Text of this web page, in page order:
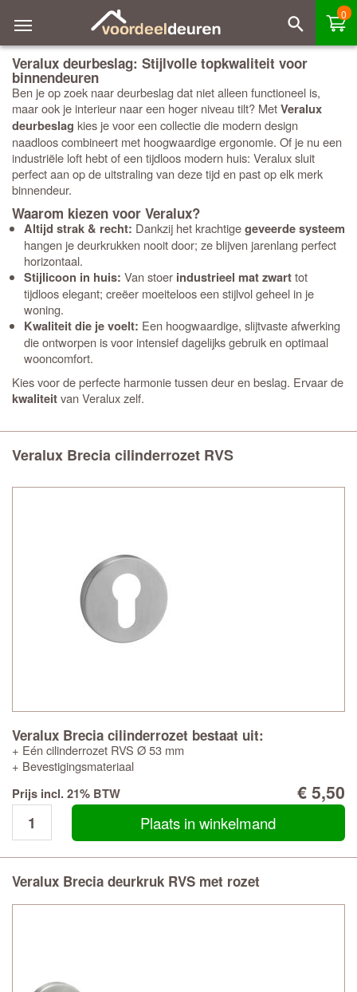
0
Veralux deurbeslag: Stijlvolle topkwaliteit voor
binnendeuren
Ben je op zoek naar deurbeslag dat niet alleen functioneel is,
maar ook je interieur naar een hoger niveau tilt? MetVeralux
deurbeslag kies je voor een collectie die modern design
naadloos combineert met hoogwaardige ergonomie. Of je nu een
industriële loft hebt of een tijdloos modern huis: Veralux sluit
perfect aan op de uitstraling van deze tijd en past op elk merk
binnendeur.
Waarom kiezen voor Veralux?
Altijd strak & recht: Dankzij het krachtigegeveerde systeem
hangen je deurkrukken nooit door; ze blijven jarenlang perfect
horizontaal.
Stijlicoon in huis: Van stoer industrieel mat zwarttot
tijdloos elegant; creëer moeiteloos een stijlvol geheel in je
woning.
Kwaliteit die je voelt: Een hoogwaardige, slijtvaste afwerking
die ontworpen is voor intensief dagelijks gebruik en optimaal
wooncomfort.
Kies voor de perfecte harmonie tussen deur en beslag. Ervaar de
kwaliteitvan Veralux zelf.
Veralux Brecia cilinderrozet RVS
Veralux Brecia cilinderrozet bestaat uit:
+ Eén cilinderrozet RVS Ø 53 mm
+ Bevestigingsmateriaal
Prijs incl. 21% BTW
€ 5,50
Plaats in winkelmand
Veralux Brecia deurkruk RVS met rozet